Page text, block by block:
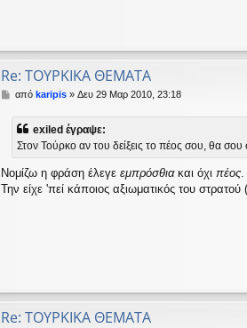
Re: TΟΥΡΚΙΚΑ ΘΕΜΑΤΑ
Δ
μ
σ
ε
υ
από karipis» Δευ 29 Μαρ 2010, 23:18
exiled έγραψε:
Στον Τούρκο αν του δείξεις το πέος σου, θα σου
Νομίζω η φράση έλεγε εμπρόσθια και όχι πέος
Την είχε 'πεί κάποιος αξιωματικός του
Re: TΟΥΡΚΙΚΑ ΘΕΜΑΤΑ